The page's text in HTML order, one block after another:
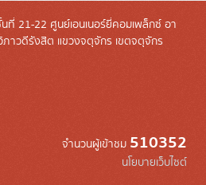
ที่ 21-22 ศูนย์เอนเนอร์ยี่คอมเพล็กซ์ อา
าวดีรังสิต แขวงจตุจักร เขตจตุจักร
จำนวนผู้เข้าชม 510352
นโยบายเว็บไซต์